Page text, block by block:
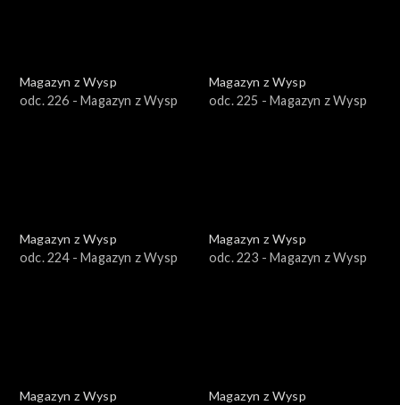
Magazyn z Wysp
odc. 226 - Magazyn z Wysp
Magazyn z Wysp
odc. 225 - Magazyn z Wysp
Magazyn z Wysp
odc. 224 - Magazyn z Wysp
Magazyn z Wysp
odc. 223 - Magazyn z Wysp
Magazyn z Wysp
Magazyn z Wysp